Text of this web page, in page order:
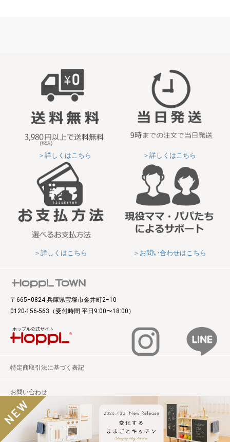
＞詳しくはこちら ＞詳しくはこちら
＞詳しくはこちら ＞お問い合わせはこちら
〒665‒0824 兵庫県宝塚市金井町2‒10
0120-156-563 （受付時間 平日9:00〜18:00）
ホップル公式サイト
特定商取引法に基づく表記
お問い合わせ
© Hoppl. All rights reserved.